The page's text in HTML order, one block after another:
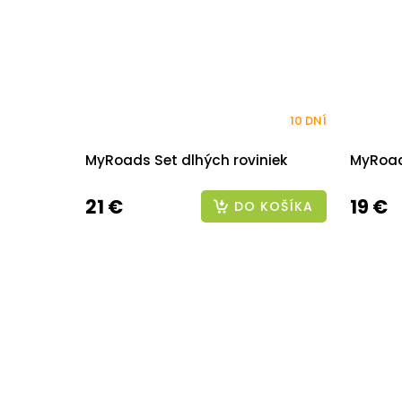
MyRoads Set dlhých roviniek
10 DNÍ
21 € DO KOŠÍKA 19 €